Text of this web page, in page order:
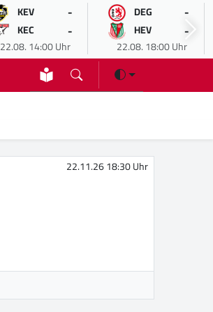
KEV -
KEC -
22.08. 14:00 Uhr
DEG -
HEV -
22.08. 18:00 Uhr
22.11.26 18:30 Uhr